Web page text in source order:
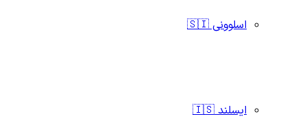
اسلوونی 🇸🇮
ایسلند 🇮🇸